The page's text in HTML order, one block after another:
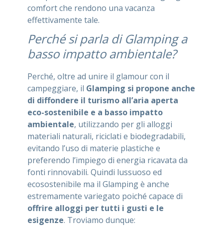
comfort che rendono una vacanza
effettivamente tale.
Perché si parla di Glamping a
basso impatto ambientale?
Perché, oltre ad unire il glamour con il
campeggiare, il Glamping si propone anche
di diffondere il turismo all’aria aperta
eco-sostenibile e a basso impatto
ambientale, utilizzando per gli alloggi
materiali naturali, riciclati e biodegradabili,
evitando l’uso di materie plastiche e
preferendo l’impiego di energia ricavata da
fonti rinnovabili. Quindi lussuoso ed
ecosostenibile ma il Glamping è anche
estremamente variegato poiché capace di
offrire alloggi per tutti i gusti e le
esigenze. Troviamo dunque: